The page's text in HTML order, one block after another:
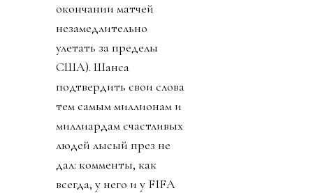
окончании матчей
незамедлительно
улетать за пределы
США). Шанса
подтвердить свои слова
тем самым миллионам и
миллиардам счастливых
людей лысый през не
дал: комменты, как
всегда, у него и у FIFA